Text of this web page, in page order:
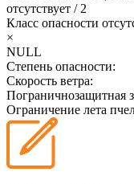
отсутствует /2
Класс опасности
×
NULL
Степень опасности:
Скорость ветра:
Пограничнозащитная
Ограничение лета